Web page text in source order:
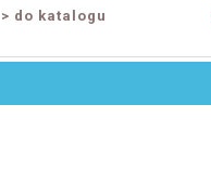
> do katalogu